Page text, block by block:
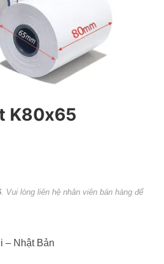
K80x65
. Vui lòng liên hệ nhân viên bán hàng để
– Nhật Bản